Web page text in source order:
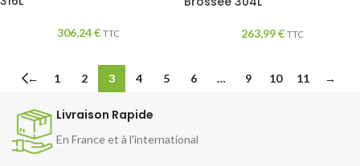
306,24€ TTC 263,99€ TTC
← 1 2 3 4 5 6 … 9 10 11 →
Livraison Rapide
En France et à l'international